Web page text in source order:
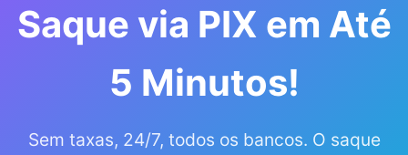
Saque via PIX em Até
5 Minutos!
Sem taxas, 24/7, todos os bancos. O saque